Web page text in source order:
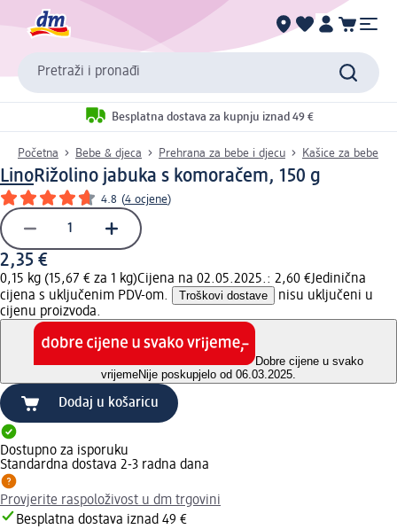
Pretraži i pronađi
Besplatna dostava za kupnju iznad 49 €
Početna Bebe & djeca Prehrana za bebe i djecu Kašice za bebe
LinoRižolino jabuka s komoračem, 150 g
4.8 (4 ocjene)
2,35 €
0,15 kg (15,67 € za 1 kg)Cijena na 02.05.2025.: 2,60 €Jedinična
cijena s uključenim PDV-om.
Troškovi dostave
nisu uključeni u
cijenu proizvoda.
Dobre cijene u svako
vrijemeNije poskupjelo od 06.03.2025.
Dodaj u košaricu
Dostupno za isporuku
Standardna dostava 2-3 radna dana
Provjerite raspoloživost u dm trgovini
Besplatna dostava iznad 49 €